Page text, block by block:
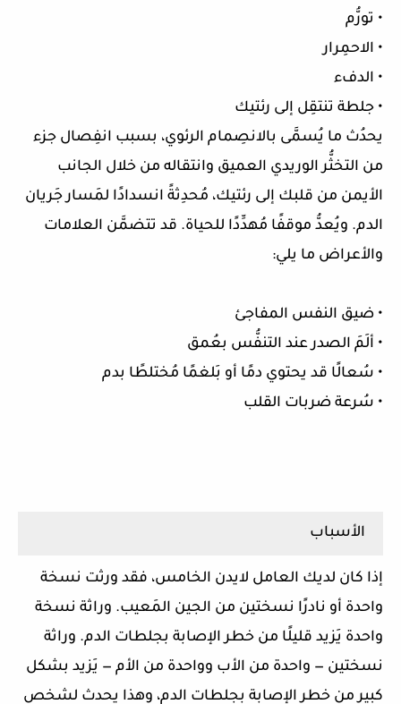
• تورُّم
• الاحمِرار
• الدفء
• جلطة تنتقِل إلى رئتيك
يحدُث ما يُسمَّى بالانصِمام الرئوي، بسبب انفِصال جزء
من التخثُّر الوريدي العميق وانتقاله من خلال الجانب
الأيمن من قلبك إلى رئتيك، مُحدِثةً انسدادًا لمَسار جَريان
الدم. ويُعدُّ موقفًا مُهدِّدًا للحياة. قد تتضمَّن العلامات
والأعراض ما يلي:
• ضيق النفس المفاجئ
• ألَمَ الصدر عند التنفُّس بعُمق
• سُعالًا قد يحتوي دمًا أو بَلغمًا مُختلطًا بدم
• سُرعة ضربات القلب
الأسباب
إذا كان لديك العامل لايدن الخامس، فقد ورثت نسخة
واحدة أو نادرًا نسختين من الجين المَعيب. وراثة نسخة
واحدة يَزيد قليلًا من خطر الإصابة بجلطات الدم. وراثة
نسختين — واحدة من الأب وواحدة من الأم — يَزيد بشكل
كبير من خطر الإصابة بجلطات الدم، وهذا يحدث لشخص